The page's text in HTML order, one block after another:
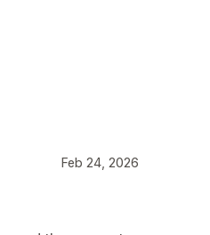
Feb 24, 2026